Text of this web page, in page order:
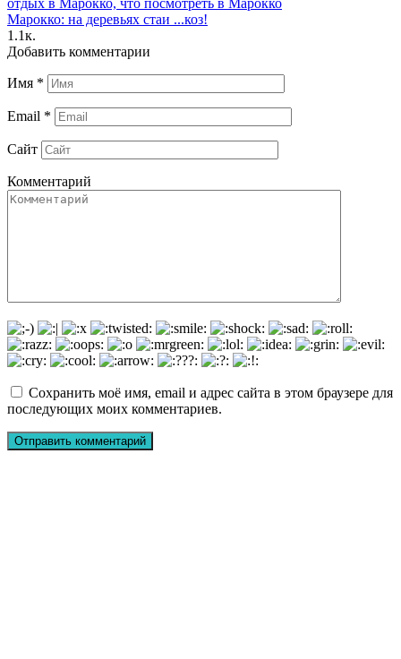
Марокко: на деревьях стаи ...коз!
1.1к.
Добавить комментарии
Имя *
Email *
Сайт
Комментарий
Сохранить моё имя, email и адрес сайта в этом браузере для
последующих моих комментариев.